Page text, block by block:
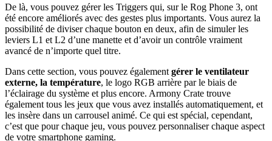
De là, vous pouvez gérer les Triggers qui, sur le Rog Phone 3, ont
été encore améliorés avec des gestes plus importants. Vous aurez la
possibilité de diviser chaque bouton en deux, afin de simuler les
leviers L1 et L2 d’une manette et d’avoir un contrôle vraiment
avancé de n’importe quel titre.
Dans cette section, vous pouvez également gérer le ventilateur
externe, la température, le logo RGB arrière par le biais de
l’éclairage du système et plus encore. Armony Crate trouve
également tous les jeux que vous avez installés automatiquement, et
les insère dans un carrousel animé. Ce qui est spécial, cependant,
c’est que pour chaque jeu, vous pouvez personnaliser chaque aspect
de votre smartphone gaming.